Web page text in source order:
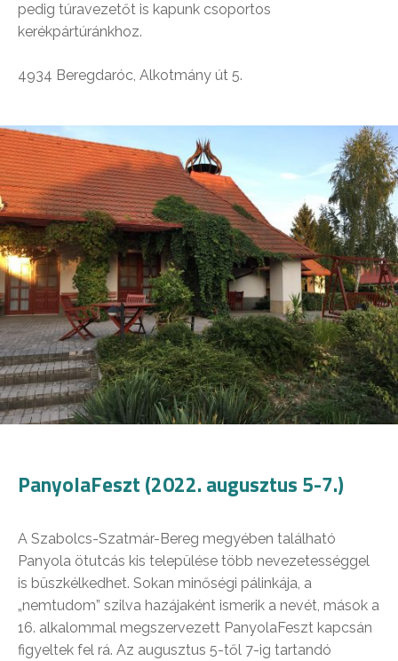
pedig túravezetőt is kapunk csoportos
kerékpártúránkhoz.
4934 Beregdaróc, Alkotmány út 5.
PanyolaFeszt (2022. augusztus 5-7.)
A Szabolcs-Szatmár-Bereg megyében található
Panyola ötutcás kis települése több nevezetességgel
is büszkélkedhet. Sokan minőségi pálinkája, a
„nemtudom” szilva hazájaként ismerik a nevét, mások a
16. alkalommal megszervezett PanyolaFeszt kapcsán
figyeltek fel rá. Az augusztus 5-től 7-ig tartandó